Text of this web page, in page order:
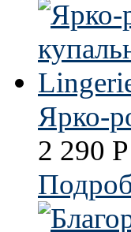
Ярко-
2 290 Р